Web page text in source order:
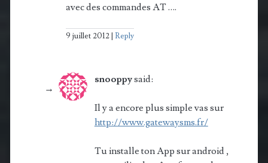
avec des commandes AT ….
9 juillet 2012 Reply
snooppysaid:
Il y a encore plus simple vas sur
http://www.gatewaysms.fr/
Tu installe ton App sur android ,